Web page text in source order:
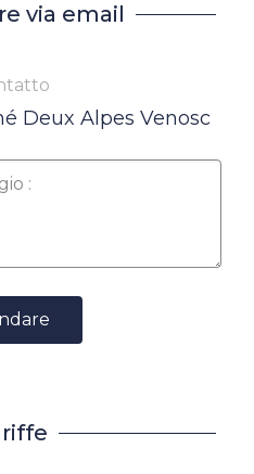
via email
Deux Alpes Venosc